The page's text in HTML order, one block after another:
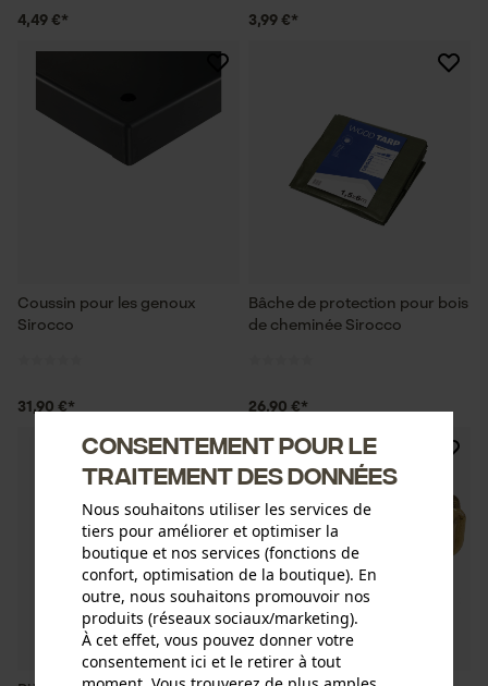
4,49 €* 3,99 €*
Coussin pour les genoux
Sirocco
31,90 €*
Bâche de protection pour bois
de cheminée Sirocco
26,90 €*
Consentement pour le
traitement des données
Nous souhaitons utiliser les services de
tiers pour améliorer et optimiser la
boutique et nos services (fonctions de
confort, optimisation de la boutique). En
outre, nous souhaitons promouvoir nos
produits (réseaux sociaux/marketing).
À cet effet, vous pouvez donner votre
consentement ici et le retirer à tout